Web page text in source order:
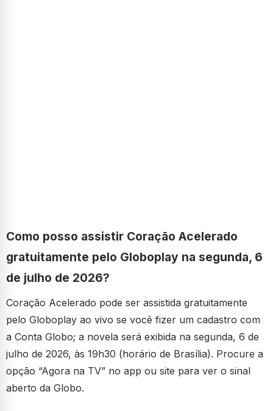
Como posso assistir Coração Acelerado
gratuitamente pelo Globoplay na segunda, 6
de julho de 2026?
Coração Acelerado pode ser assistida gratuitamente
pelo Globoplay ao vivo se você fizer um cadastro com
a Conta Globo; a novela será exibida na segunda, 6 de
julho de 2026, às 19h30 (horário de Brasília). Procure a
opção “Agora na TV” no app ou site para ver o sinal
aberto da Globo.